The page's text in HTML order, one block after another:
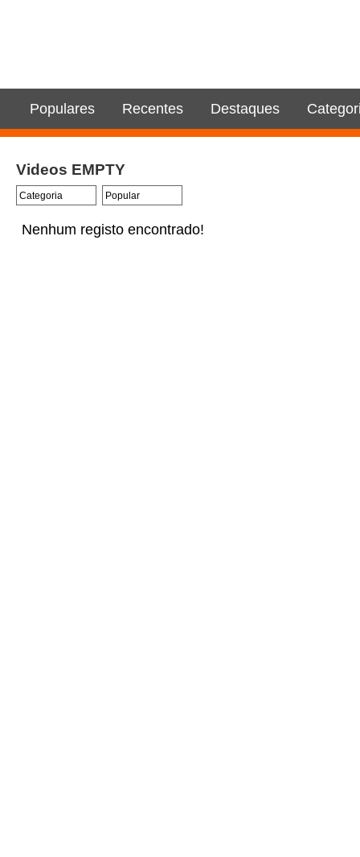
Populares Recentes Destaques
Videos EMPTY
Nenhum registo encontrado!